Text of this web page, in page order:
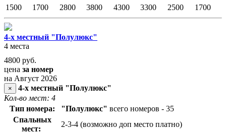
1500
1700 2800 3800 4300 3300 2500 1700
4-х местный "Полулюкс"
4 места
4800 руб.
цена за номер
на Август 2026
×
4-х местный "Полулюкс"
Кол-во мест: 4
Тип номера:
"Полулюкс" всего номеров - 35
Спальных
мест:
2-3-4 (возможно доп место платно)